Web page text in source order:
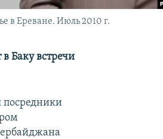
в Ереване. Июль 2010 г.
Баку встречи
посредники